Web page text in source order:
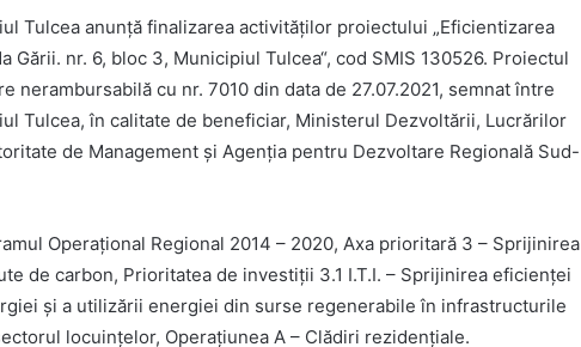
Tulcea anunță finalizarea activităților proiectului „Eficientizarea
nr. 6, bloc 3, Municipiul Tulcea“, cod SMIS 130526. Proiectul
nerambursabilă cu nr. 7010 din data de 27.07.2021, semnat între
Tulcea, în calitate de beneficiar, Ministerul Dezvoltării, Lucrărilor
de Management și Agenţia pentru Dezvoltare Regională Sud-
Operaţional Regional 2014 – 2020, Axa prioritară 3 – Sprijinirea
de carbon, Prioritatea de investiții 3.1 I.T.I. – Sprijinirea eficienței
și a utilizării energiei din surse regenerabile în infrastructurile
locuințelor, Operațiunea A – Clădiri rezidențiale.